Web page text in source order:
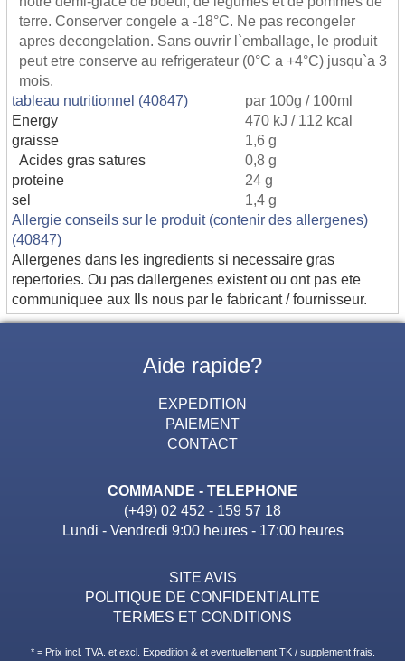
terre. Conserver congele a -18°C. Ne pas recongeler
apres decongelation. Sans ouvrir l`emballage, le produit
peut etre conserve au refrigerateur (0°C a +4°C) jusqu`a 3
mois.
tableau nutritionnel (40847)
par 100g / 100ml
Energy
470 kJ / 112 kcal
graisse
1,6 g
Acides gras satures
0,8 g
proteine
24 g
sel
1,4 g
Allergie conseils sur le produit (contenir des allergenes)
(40847)
Allergenes dans les ingredients si necessaire gras
repertories. Ou pas dallergenes existent ou ont pas ete
communiquee aux Ils nous par le fabricant / fournisseur.
Aide rapide?
EXPEDITION
PAIEMENT
CONTACT
COMMANDE - TELEPHONE
(+49) 02 452 - 159 57 18
Lundi - Vendredi 9:00 heures - 17:00 heures
SITE AVIS
POLITIQUE DE CONFIDENTIALITE
TERMES ET CONDITIONS
* = Prix incl. TVA. et excl. Expedition & et eventuellement TK / supplement frais.